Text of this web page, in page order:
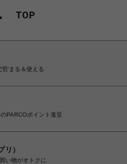
貯まる＆使える
PARCOポイント進呈
）
い物がオトクに